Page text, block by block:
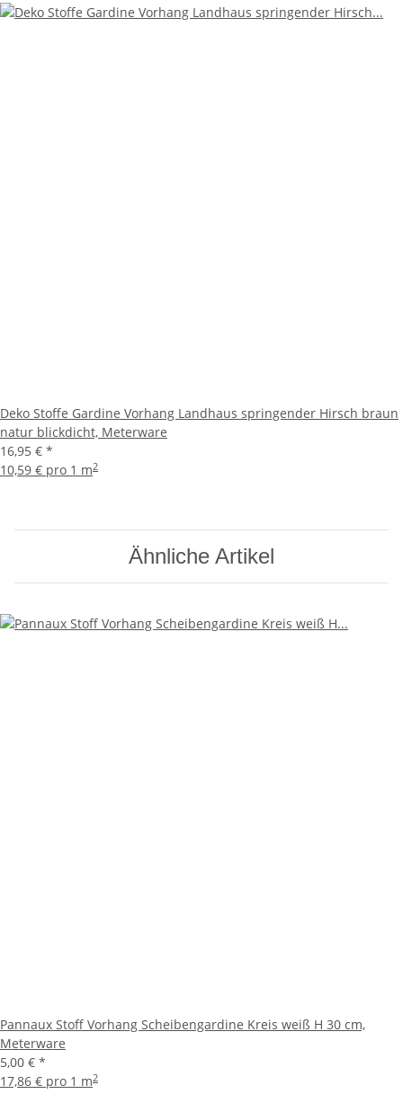
Deko Stoffe Gardine Vorhang Landhaus springender Hirsch braun
natur blickdicht, Meterware
16,95 € *
10,59 € pro 1 m2
Ähnliche Artikel
Pannaux Stoff Vorhang Scheibengardine Kreis weiß H 30 cm,
Meterware
5,00 € *
17,86 € pro 1 m2